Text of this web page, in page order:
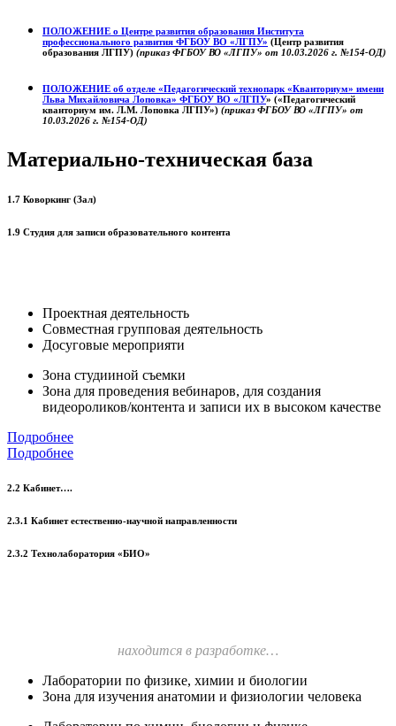
ПОЛОЖЕНИЕ о Центре развития образования Института
профессионального развития ФГБОУ ВО «ЛГПУ» (Центр развития
образования ЛГПУ) (приказ ФГБОУ ВО «ЛГПУ» от 10.03.2026 г. №154-ОД)
ПОЛОЖЕНИЕ об отделе «Педагогический технопарк «Кванториум» имени
Льва Михайловича Лоповка» ФГБОУ ВО «ЛГПУ» («Педагогический
кванториум им. Л.М. Лоповка ЛГПУ») (приказ ФГБОУ ВО «ЛГПУ» от
10.03.2026 г. №154-ОД)
Материально-техническая база
1.7 Коворкинг (Зал)
1.9 Студия для записи образовательного контента
Проектная деятельность
Совместная групповая деятельность
Досуговые мероприяти
Зона студииной съемки
Зона для проведения вебинаров, для создания
видеороликов/контента и записи их в высоком качестве
Подробнее
Подробнее
2.2 Кабинет….
2.3.1 Кабинет естественно-научной направленности
2.3.2 Технолаборатория «БИО»
находится в разработке…
Лаборатории по физике, химии и биологии
Зона для изучения анатомии и физиологии человека